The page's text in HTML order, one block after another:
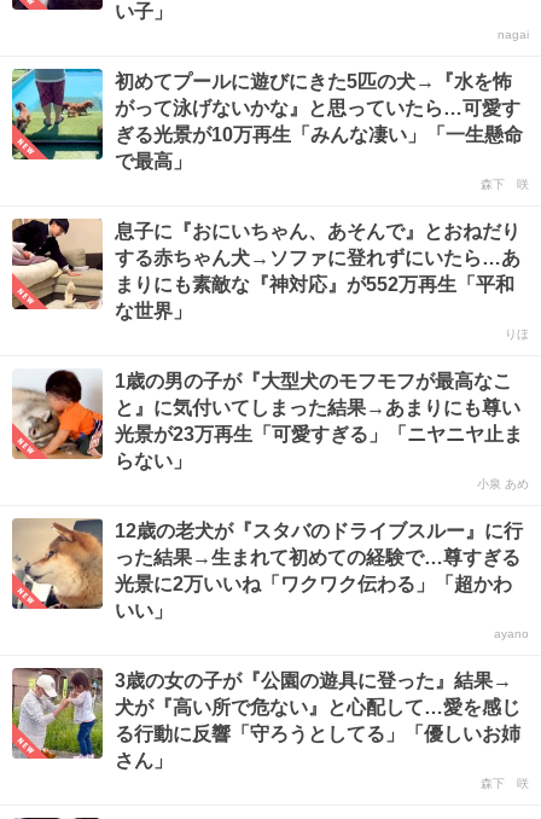
い子」
nagai
初めてプールに遊びにきた5匹の犬→『水を怖
がって泳げないかな』と思っていたら…可愛す
ぎる光景が10万再生「みんな凄い」「一生懸命
で最高」
森下 咲
息子に『おにいちゃん、あそんで』とおねだり
する赤ちゃん犬→ソファに登れずにいたら…あ
まりにも素敵な『神対応』が552万再生「平和
な世界」
りほ
1歳の男の子が『大型犬のモフモフが最高なこ
と』に気付いてしまった結果→あまりにも尊い
光景が23万再生「可愛すぎる」「ニヤニヤ止ま
らない」
小泉 あめ
12歳の老犬が『スタバのドライブスルー』に行
った結果→生まれて初めての経験で…尊すぎる
光景に2万いいね「ワクワク伝わる」「超かわ
いい」
ayano
3歳の女の子が『公園の遊具に登った』結果→
犬が『高い所で危ない』と心配して…愛を感じ
る行動に反響「守ろうとしてる」「優しいお姉
さん」
森下 咲